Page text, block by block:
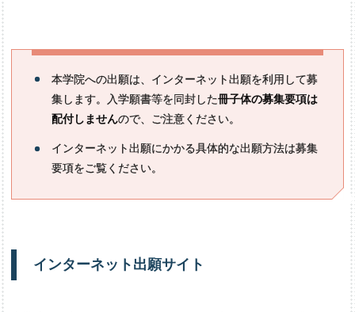
本学院への出願は、インターネット出願を利用して募
集します。入学願書等を同封した冊子体の募集要項は
配付しませんので、ご注意ください。
インターネット出願にかかる具体的な出願方法は募集
要項をご覧ください。
インターネット 出願サイト